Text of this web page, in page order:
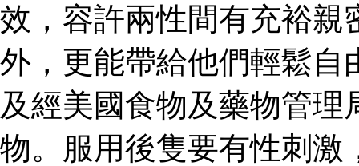
效，容許兩性間有充裕親
外，更能帶給他們輕鬆自
及經美國食物及藥物管
物。服用後隻要有性刺激